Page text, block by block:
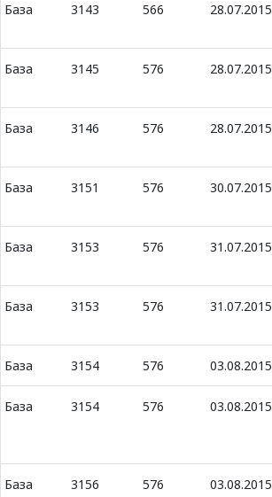
База 3143 566 28.07.2015
База 3145 576 28.07.2015
База 3146 576 28.07.2015
База 3151 576 30.07.2015
База 3153 576 31.07.2015
База 3153 576 31.07.2015
База 3154 576 03.08.2015
База 3154 576 03.08.2015
База 3156 576 03.08.2015